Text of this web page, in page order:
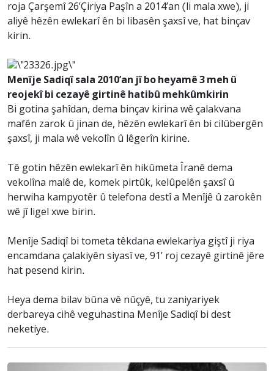
roja Çarşemî 26’Çiriya Paşîn a 2014’an (li mala xwe), ji
aliyê hêzên ewlekarî ên bi libasên şaxsî ve, hat binçav
kirin.
Menîje Sadiqî sala 2010’an jî bo heyamê 3 meh û
reojekî bi cezayê girtinê hatibû mehkûmkirin
Bi gotina şahîdan, dema binçav kirina wê çalakvana
mafên zarok û jinan de, hêzên ewlekarî ên bi cilûbergên
şaxsî, ji mala wê vekolîn û lêgerîn kirine.
Tê gotin hêzên ewlekarî ên hikûmeta Îranê dema
vekolîna malê de, komek pirtûk, kelûpelên şaxsî û
herwiha kampyotêr û telefona destî a Menîjê û zarokên
wê jî ligel xwe birin.
Menîje Sadiqî bi tometa têkdana ewlekariya giştî ji riya
encamdana çalakiyên siyasî ve, 91’ roj cezayê girtinê jêre
hat pesend kirin.
Heya dema bilav bûna vê nûçyê, tu zaniyariyek
derbareya cihê veguhastina Menîje Sadiqî bi dest
neketiye.